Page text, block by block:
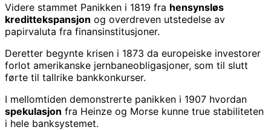
Videre stammet Panikken i 1819 fra hensynsløs
kredittekspansjon og overdreven utstedelse av
papirvaluta fra finansinstitusjoner.
Deretter begynte krisen i 1873 da europeiske investorer
forlot amerikanske jernbaneobligasjoner, som til slutt
førte til tallrike bankkonkurser.
I mellomtiden demonstrerte panikken i 1907 hvordan
spekulasjon fra Heinze og Morse kunne true stabiliteten
i hele banksystemet.